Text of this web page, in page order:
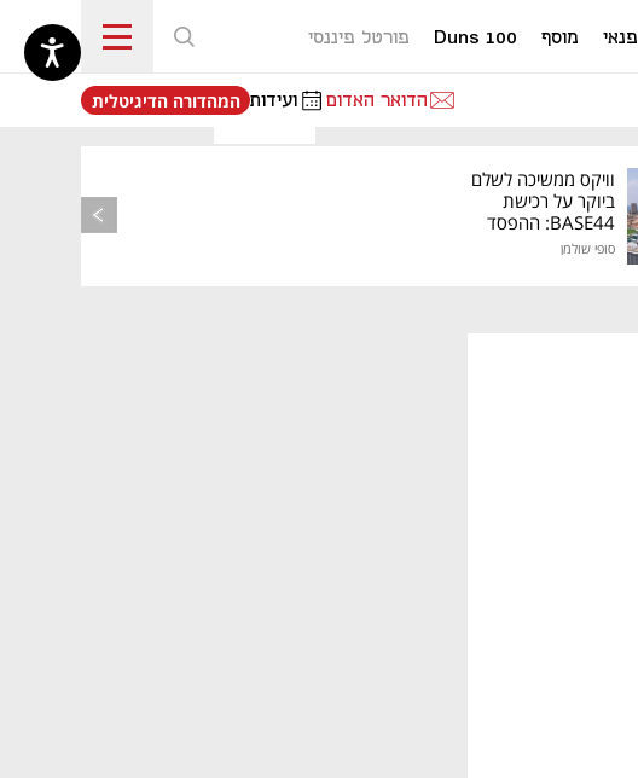
פנאי מוסף Duns 100 פורטל פיננסי
הדואר האדום ועידות
נפתח בכרטיסייה חדשה
המהדורה הדיגיטלית
וויקס ממשיכה לשלם
ביוקר על רכישת
BASE44: ההפסד
סופי שולמן